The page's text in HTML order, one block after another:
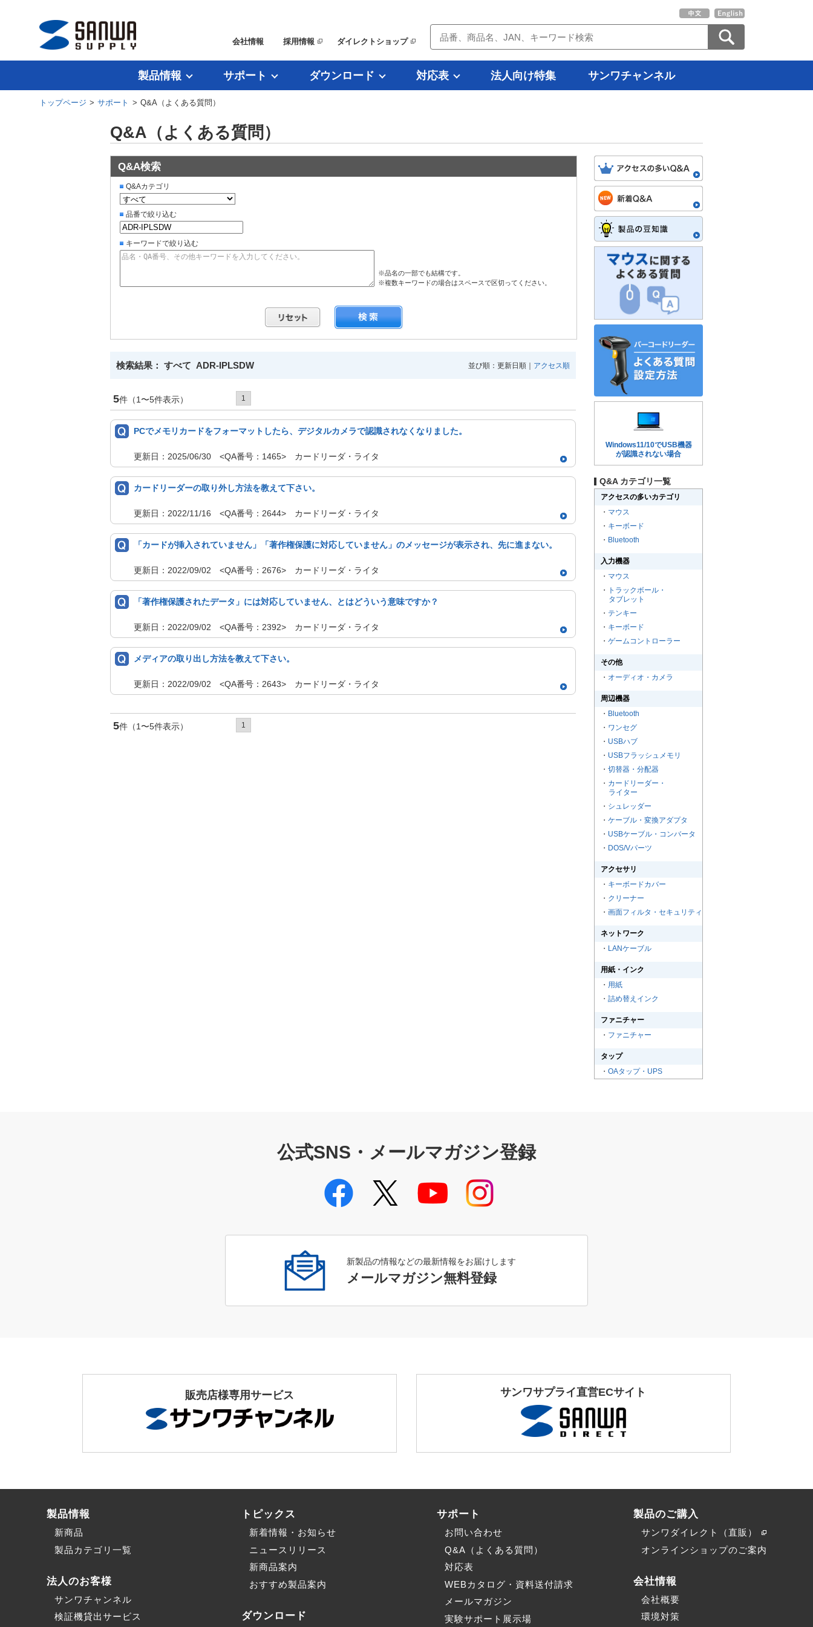
会社情報 採用情報 ダイレクトショップ
製品情報 サポート ダウンロード 対応表 法人向け特集 サンワチャンネル
トップページ >サポート > Q&A（よくある質問）
Q&A（よくある質問）
Q&A検索
Q&Aカテゴリ
品番で絞り込む
キーワードで絞り込む
※品名の一部でも結構です。
※複数キーワードの場合はスペースで区切ってください。
検索結果： すべて ADR-IPLSDW 並び順：更新日順｜ アクセス順
5件（1〜5件表示） 1
PCでメモリカードをフォーマットしたら、デジタルカメラで認識されなくなりました。
更新日：2025/06/30 <QA番号：1465> カードリーダ・ライタ
カードリーダーの取り外し方法を教えて下さい。
更新日：2022/11/16 <QA番号：2644> カードリーダ・ライタ
「カードが挿入されていません」「著作権保護に対応していません」のメッセージが表示され、先に進まない。
更新日：2022/09/02 <QA番号：2676> カードリーダ・ライタ
「著作権保護されたデータ」には対応していません、とはどういう意味ですか？
更新日：2022/09/02 <QA番号：2392> カードリーダ・ライタ
メディアの取り出し方法を教えて下さい。
更新日：2022/09/02 <QA番号：2643> カードリーダ・ライタ
5件（1〜5件表示） 1
Windows11/10でUSB機器
が認識されない場合
Q&A カテゴリ一覧
アクセスの多いカテゴリ
・ マウス
・ キーボード
・ Bluetooth
入力機器
・ マウス
・
トラックボール・
タブレット
・ テンキー
・ キーボード
・ ゲームコントローラー
その他
・ オーディオ・カメラ
周辺機器
・ Bluetooth
・ ワンセグ
・ USBハブ
・ USBフラッシュメモリ
・ 切替器・分配器
・ カードリーダー・
ライター
・ シュレッダー
・ ケーブル・変換アダプタ
・ USBケーブル・コンバータ
・ DOS/Vパーツ
アクセサリ
・ キーボードカバー
・ クリーナー
・ 画面フィルタ・セキュリティ
ネットワーク
・ LANケーブル
用紙・インク
・ 用紙
・ 詰め替えインク
ファニチャー
・ ファニチャー
タップ
・ OAタップ・UPS
公式SNS・メールマガジン登録
新製品の情報などの最新情報をお届けします
メールマガジン無料登録
販売店様専用サービス サンワサプライ直営ECサイト
製品情報
新商品
製品カテゴリ一覧
法人のお客様
サンワチャンネル
検証機貸出サービス
トピックス
新着情報・お知らせ
ニュースリリース
新商品案内
おすすめ製品案内
ダウンロード
サポート
お問い合わせ
Q&A（よくある質問）
対応表
WEBカタログ・資料送付請求
メールマガジン
実験サポート展示場
製品のご購入
サンワダイレクト（直販）
オンラインショップのご案内
会社情報
会社概要
環境対策